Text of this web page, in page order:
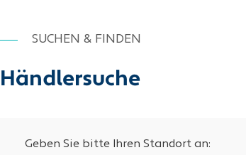
SUCHEN & FINDEN
Händlersuche
Geben Sie bitte Ihren Standort an: